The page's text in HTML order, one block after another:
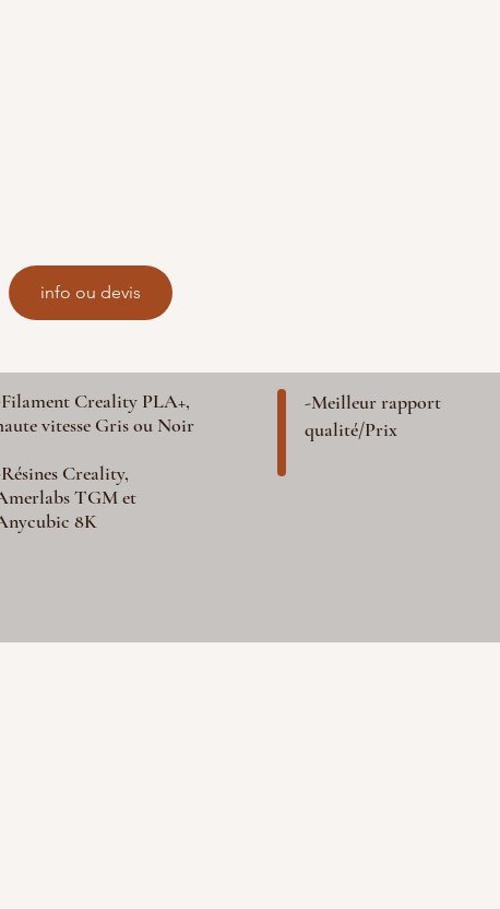
info ou devis
Creality PLA+,
vitesse Gris ou Noir
Creality,
TGM et
8K
-Meilleur rapport
qualité/Prix